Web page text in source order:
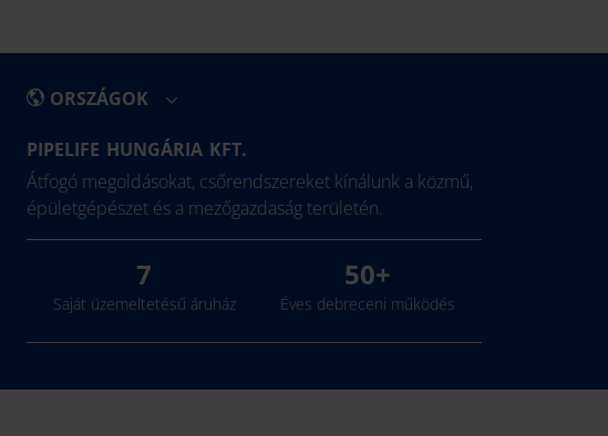
ORSZÁGOK
België - Nederlands
Belgique - Français
Bosna i Hercegovina
Česká Republika
Danmark
Ελλάδα
Hrvatska
Latvija
Lietuva
PIPELIFE HUNGÁRIA KFT.
Átfogó megoldásokat, csőrendszereket kínálunk a közmű,
épületgépészet és a mezőgazdaság területén.
7
Saját üzemeltetésű áruház
50+
Éves debreceni működés